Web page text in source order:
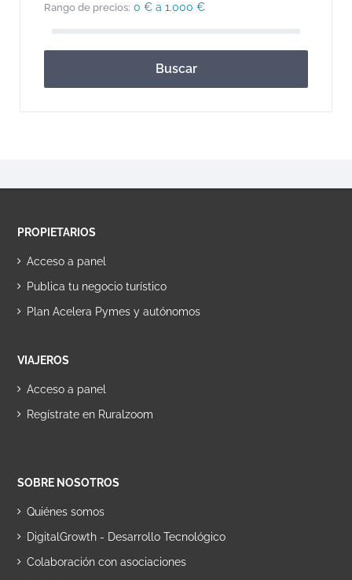
Rango de precios: 0 € a 1.000 €
Buscar
PROPIETARIOS
Acceso a panel
Publica tu negocio turístico
Plan Acelera Pymes y autónomos
VIAJEROS
Acceso a panel
Regístrate en Ruralzoom
SOBRE NOSOTROS
Quiénes somos
DigitalGrowth - Desarrollo Tecnológico
Colaboración con asociaciones